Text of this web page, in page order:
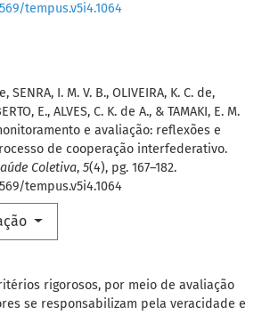
SENRA, I. M. V. B., OLIVEIRA, K. C. de,
E., ALVES, C. K. de A., & TAMAKI, E. M.
e avaliação: reflexões e
de cooperação interfederativo.
Coletiva, 5(4), pg. 167–182.
tempus.v5i4.1064
tempus.v5i4.1064
rigorosos, por meio de avaliação
se responsabilizam pela veracidade e